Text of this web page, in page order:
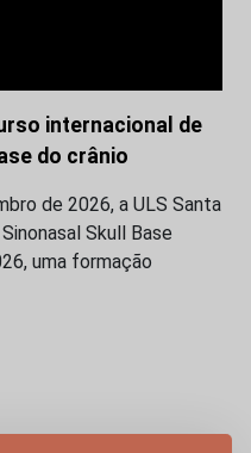
internacional de
do crânio
de 2026, a ULS Santa
Skull Base
uma formação